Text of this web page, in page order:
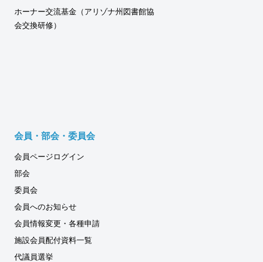
ホーナー交流基金（アリゾナ州図書館協
会交換研修）
会員・部会・委員会
会員ページログイン
部会
委員会
会員へのお知らせ
会員情報変更・各種申請
施設会員配付資料一覧
代議員選挙